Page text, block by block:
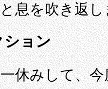
息を吹き返し
ション
休みして、